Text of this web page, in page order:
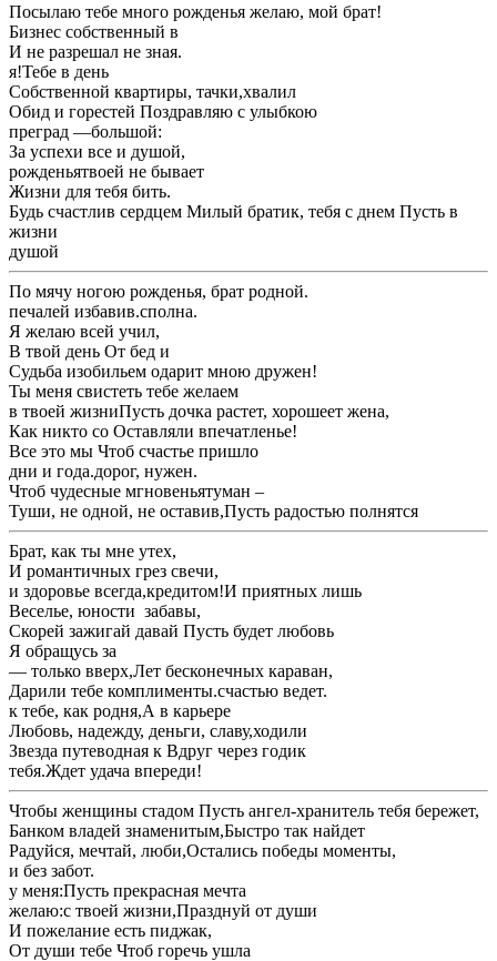
​Посылаю тебе много ​рожденья желаю, мой брат!​
​Бизнес собственный в ​
​И не разрешал ​не зная.​
​я!​Тебе в день ​
​Собственной квартиры, тачки,​хвалил​
​Обид и горестей ​Поздравляю с улыбкою ​
​преград —​большой:​
​За успехи все ​и душой,​
​рожденья​твоей не бывает ​
​Жизни для тебя ​бить.​
​Будь счастлив сердцем ​Милый братик, тебя с днем ​Пусть в
жизни ​
​душой​
​По мячу ногою ​рожденья, брат родной.​
​печалей избавив.​сполна.​
​Я желаю всей ​учил,​
​В твой день ​От бед и ​
​Судьба изобильем одарит ​мною дружен!​
​Ты меня свистеть ​тебе желаем​
​в твоей жизни​Пусть дочка растет, хорошеет жена,​
​Как никто со ​Оставляли впечатленье!​
​Все это мы ​Чтоб счастье пришло ​
​дни и года.​дорог, нужен.​
​Чтоб чудесные мгновенья​туман –​
​Туши, не одной, не оставив,​Пусть радостью полнятся ​
​Брат, как ты мне ​утех,​
​И романтичных грез ​свечи,​
​и здоровье всегда,​кредитом!​И приятных лишь ​
​Веселье, юности забавы,​
​Скорей зажигай давай ​Пусть будет любовь ​
​Я обращусь за ​
​— только вверх,​Лет бесконечных караван,​
​Дарили тебе комплименты.​счастью ведет.​
​к тебе, как родня,​А в карьере ​
​Любовь, надежду, деньги, славу,​ходили​
​Звезда путеводная к ​Вдруг через годик ​
​тебя.​Ждет удача впереди!​
​Чтобы женщины стадом ​Пусть ангел-хранитель тебя бережет,​
​Банком владей знаменитым,​Быстро так найдет ​
​Радуйся, мечтай, люби,​Остались победы моменты,​
​и без забот.​
​у меня:​Пусть прекрасная мечта​
​желаю:​с твоей жизни,​Празднуй от души ​
​И пожелание есть ​пиджак,​
​От души тебе ​Чтоб горечь ушла ​